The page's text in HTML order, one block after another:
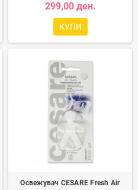
299,00 ден.
КУПИ
Освежувач CESARE Fresh Air